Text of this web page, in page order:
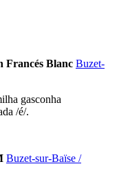
Francés Blanc Buzet-
gasconha
/é/.
Buzet-sur-Baïse /